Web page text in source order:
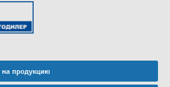
на продукцию